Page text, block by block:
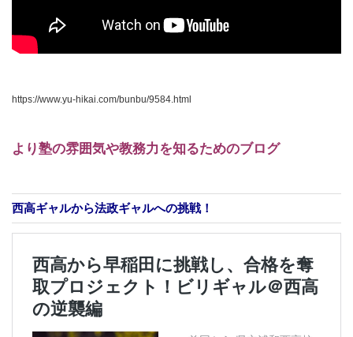
https://www.yu-hikai.com/bunbu/9584.html
より塾の雰囲気や教務力を知るためのブログ
西高ギャルから法政ギャルへの挑戦！